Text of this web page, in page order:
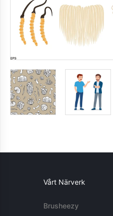
Vårt Närverk
Brusheezy